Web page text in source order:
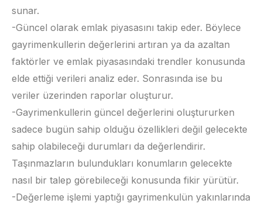
sunar.
-Güncel olarak emlak piyasasını takip eder. Böylece
gayrimenkullerin değerlerini artıran ya da azaltan
faktörler ve emlak piyasasındaki trendler konusunda
elde ettiği verileri analiz eder. Sonrasında ise bu
veriler üzerinden raporlar oluşturur.
-Gayrimenkullerin güncel değerlerini oluştururken
sadece bugün sahip olduğu özellikleri değil gelecekte
sahip olabileceği durumları da değerlendirir.
Taşınmazların bulundukları konumların gelecekte
nasıl bir talep görebileceği konusunda fikir yürütür.
-Değerleme işlemi yaptığı gayrimenkulün yakınlarında